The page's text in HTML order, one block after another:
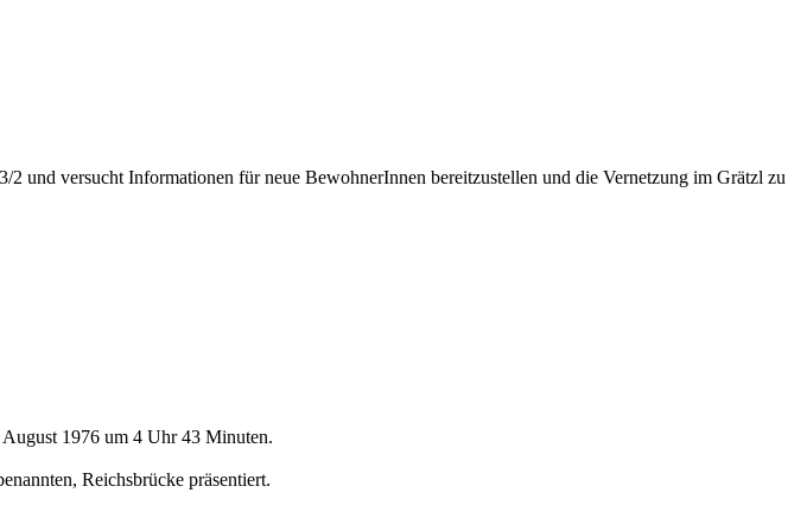
und versucht Informationen für neue BewohnerInnen bereitzustellen und die Vernetzung im Grätzl zu
1976 um 4 Uhr 43 Minuten.
Reichsbrücke präsentiert.